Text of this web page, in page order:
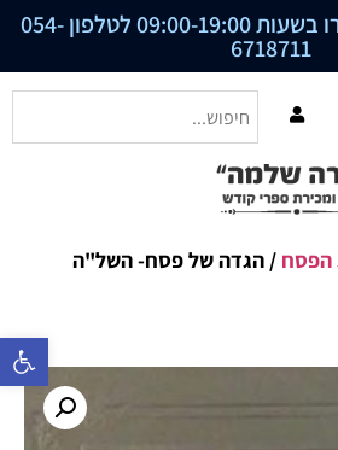
פתח סרגל
19:00 לטלפון 054-
6718711
הפסח / הגדה של פסח- השל"ה